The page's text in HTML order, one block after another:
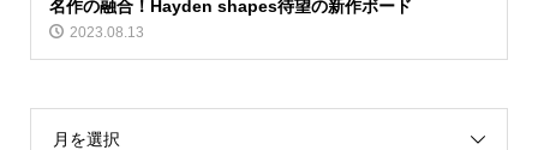
名作の融合！Hayden shapes待望の新作ボード
2023.08.13
月を選択